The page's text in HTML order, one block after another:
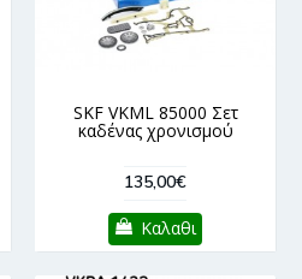
SKF VKML 85000 Σετ
καδένας χρονισμού
135,00€
Καλαθι